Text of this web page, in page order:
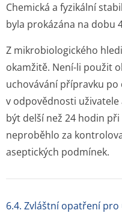
Chemická a fyzikální
byla prokázána na dobu
Z mikrobiologického
okamžitě. Není-li použit
uchovávání přípravku
v odpovědnosti
být delší než 24 hodin
neproběhlo za
aseptických podmínek.
6.4. Zvláštní opatření